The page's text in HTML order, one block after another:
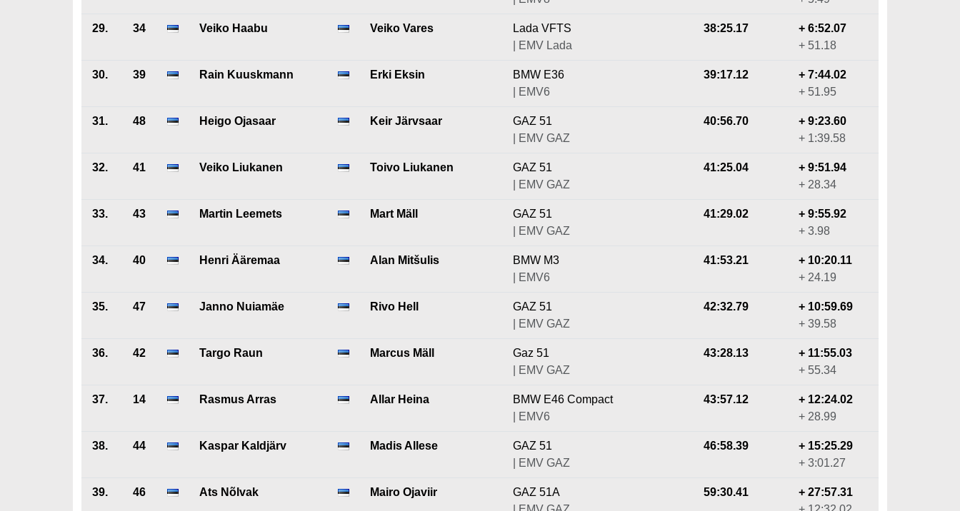
29. 34 Veiko Haabu Veiko Vares
Lada VFTS
| EMV Lada
38:25.17
+ 6:52.07
+ 51.18
30. 39 Rain Kuuskmann Erki Eksin
BMW E36
| EMV6
39:17.12
+ 7:44.02
+ 51.95
31. 48 Heigo Ojasaar Keir Järvsaar
GAZ 51
| EMV GAZ
40:56.70
+ 9:23.60
+ 1:39.58
32. 41 Veiko Liukanen Toivo Liukanen
GAZ 51
| EMV GAZ
41:25.04
+ 9:51.94
+ 28.34
33. 43 Martin Leemets Mart Mäll
GAZ 51
| EMV GAZ
41:29.02
+ 9:55.92
+ 3.98
34. 40 Henri Ääremaa Alan Mitšulis
BMW M3
| EMV6
41:53.21
+ 10:20.11
+ 24.19
35. 47 Janno Nuiamäe Rivo Hell
GAZ 51
| EMV GAZ
42:32.79
+ 10:59.69
+ 39.58
36. 42 Targo Raun Marcus Mäll
Gaz 51
| EMV GAZ
43:28.13
+ 11:55.03
+ 55.34
37. 14 Rasmus Arras Allar Heina
BMW E46 Compact
| EMV6
43:57.12
+ 12:24.02
+ 28.99
38. 44 Kaspar Kaldjärv Madis Allese
GAZ 51
| EMV GAZ
46:58.39
+ 15:25.29
+ 3:01.27
39. 46 Ats Nõlvak Mairo Ojaviir
GAZ 51A
59:30.41
+ 27:57.31